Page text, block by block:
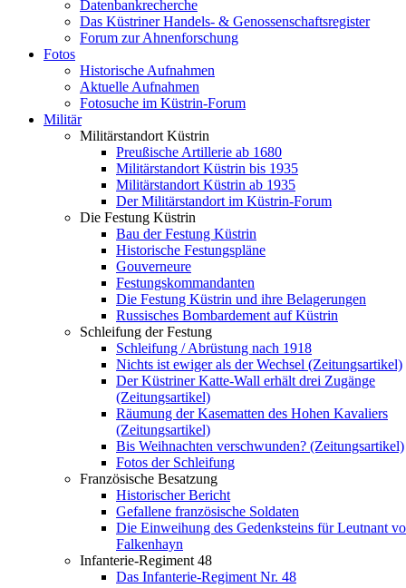
Datenbankrecherche
Das Küstriner Handels- & Genossenschaftsregister
Forum zur Ahnenforschung
Fotos
Historische Aufnahmen
Aktuelle Aufnahmen
Fotosuche im Küstrin-Forum
Militär
Militärstandort Küstrin
Preußische Artillerie ab 1680
Militärstandort Küstrin bis 1935
Militärstandort Küstrin ab 1935
Der Militärstandort im Küstrin-Forum
Die Festung Küstrin
Bau der Festung Küstrin
Historische Festungspläne
Gouverneure
Festungskommandanten
Die Festung Küstrin und ihre Belagerungen
Russisches Bombardement auf Küstrin
Schleifung der Festung
Schleifung / Abrüstung nach 1918
Nichts ist ewiger als der Wechsel (Zeitungsartikel)
Der Küstriner Katte-Wall erhält drei Zugänge
(Zeitungsartikel)
Räumung der Kasematten des Hohen Kavaliers
(Zeitungsartikel)
Bis Weihnachten verschwunden? (Zeitungsartikel)
Fotos der Schleifung
Französische Besatzung
Historischer Bericht
Gefallene französische Soldaten
Die Einweihung des Gedenksteins für Leutnant
Falkenhayn
Infanterie-Regiment 48
Das Infanterie-Regiment Nr. 48